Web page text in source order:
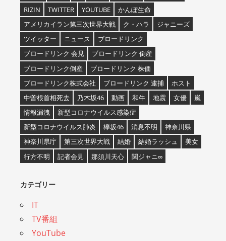
RIZIN
TWITTER YOUTUBE
かんぽ生命
アメリカイラン第三次世界大戦
ク・ハラ
ジャニーズ
ツイッター
ニュース
ブロードリンク
ブロードリンク 会見
ブロードリンク 倒産
ブロードリンク倒産
ブロードリンク 株価
ブロードリンク株式会社
ブロードリンク 逮捕
ホスト
中曽根首相死去
乃木坂46 動画 和牛 地震 女優
嵐
情報漏洩
新型コロナウイルス感染症
新型コロナウイルス肺炎
欅坂46 消息不明
神奈川県
神奈川県庁
第三次世界大戦 結婚 結婚ラッシュ
美女
行方不明
記者会見 那須川天心 関ジャニ∞
カテゴリー
IT
TV番組
YouTube